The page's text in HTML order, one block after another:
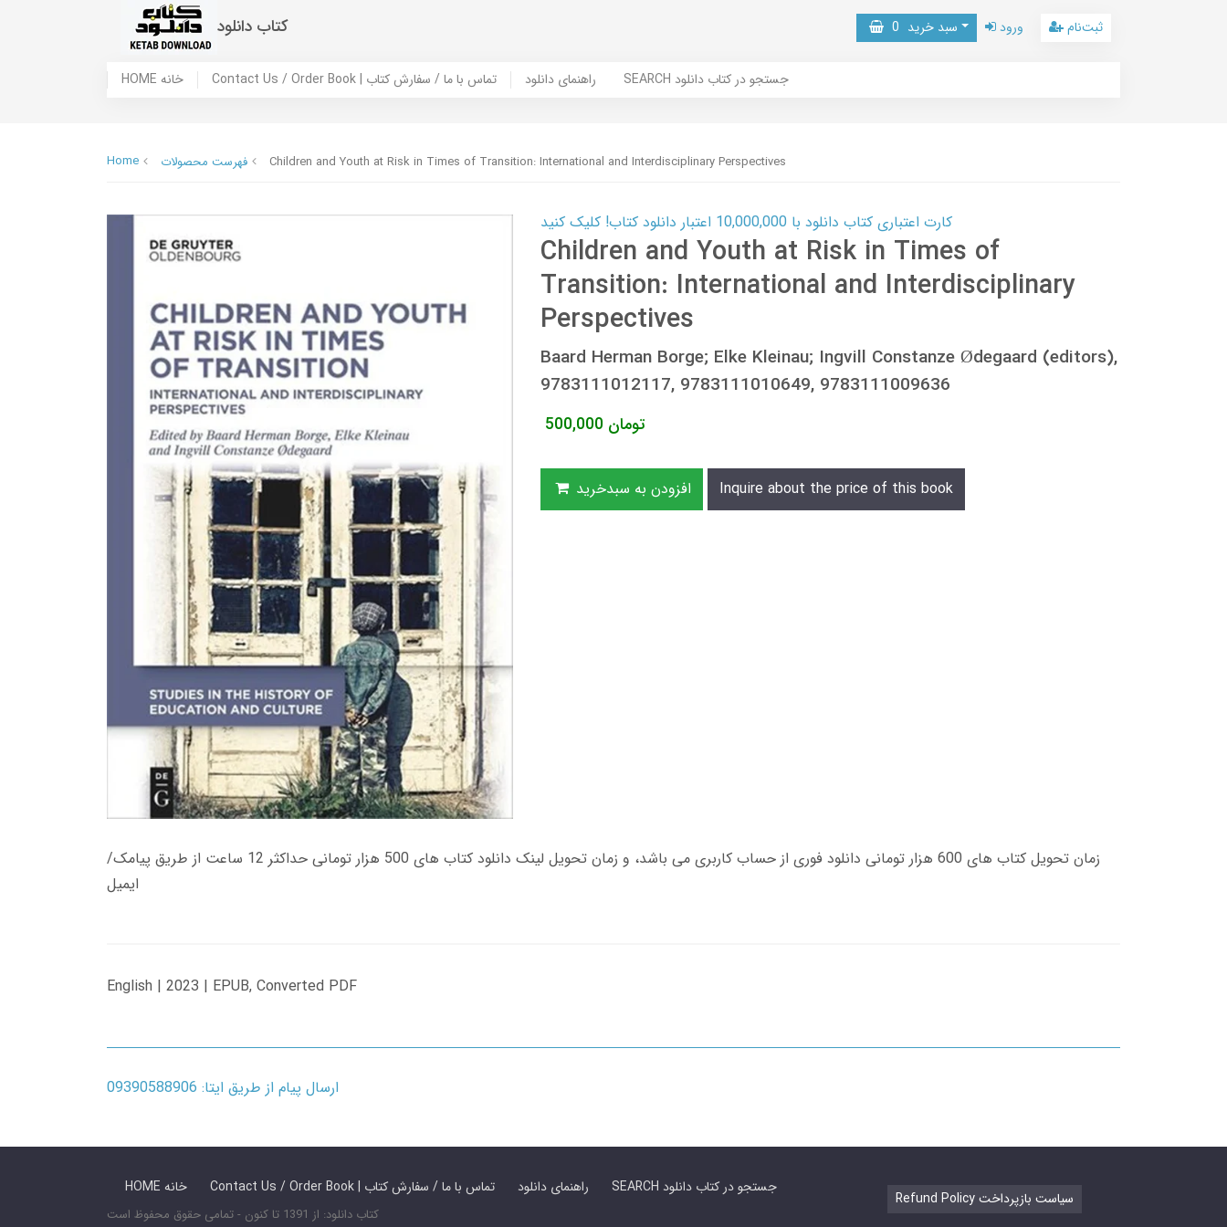
کتاب دانلود سبد خرید 0 ورود ثبت‌نام
HOME خانه Contact Us / Order Book | تماس با ما / سفارش کتاب راهنمای دانلود SEARCH جستجو در کتاب دانلود
Home فهرست محصولات Children and Youth at Risk in Times of Transition: International and Interdisciplinary Perspectives
کارت اعتباری کتاب دانلود با 10,000,000 اعتبار دانلود کتاب! کلیک کنید
Children and Youth at Risk in Times of
Transition: International and Interdisciplinary
Perspectives
Baard Herman Borge; Elke Kleinau; Ingvill Constanze Ødegaard (editors),
9783111012117, 9783111010649, 9783111009636
500,000 تومان
افزودن به سبدخرید Inquire about the price of this book
زمان تحویل کتاب های 600 هزار تومانی دانلود فوری از حساب کاربری می باشد، و زمان تحویل لینک دانلود کتاب های 500 هزار تومانی حداکثر 12 ساعت از طریق پیامک/
ایمیل
English | 2023 | EPUB, Converted PDF
ارسال پیام از طریق ایتا: 09390588906
HOME خانه Contact Us / Order Book | تماس با ما / سفارش کتاب راهنمای دانلود SEARCH جستجو در کتاب دانلود
کتاب دانلود: از 1391 تا کنون - تمامی حقوق محفوظ است
Refund Policy سیاست بازپرداخت